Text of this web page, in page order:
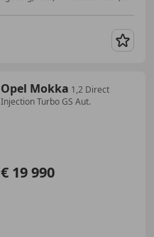
Opel Mokka 1,2 Direct
Injection Turbo GS Aut.
€ 19 990